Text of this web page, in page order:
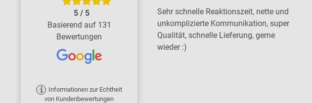
5 / 5
Basierend auf 131
Bewertungen
Informationen zur Echtheit
von Kundenbewertungen
Tolle Firma - große Kompetenz, schnell
und zuverlässig. Wir sind rundum
zufrieden. Ich empfehle die Firma ohne
Bedenken gern weiter.
Sehr schnelle Reaktionszeit, nette und
unkomplizierte Kommunikation, super
Qualität, schnelle Lieferung, gerne
wieder :)